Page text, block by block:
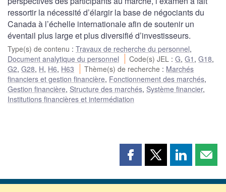
ressortir la nécessité d’élargir la base de négociants du
Canada à l’échelle internationale afin de soutenir un
éventail plus large et plus diversifié d’investisseurs.
Type(s) de contenu : Travaux de recherche du personnel,
Document analytique du personnel
Code(s) JEL :G,G1 ,G18,
G2, G28, H, H6, H63 Thème(s) de recherche : Marchés
financiers et gestion financière, Fonctionnement des marchés,
Gestion financière, Structure des marchés, Système financier,
Institutions financières et intermédiation
Partager
page
Partager
page
Partager
page page